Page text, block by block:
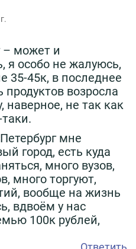
– может и
я особо не жалуюсь,
35-45к, в последнее
возросла
наверное, не так как
мне
город, есть куда
много вузов,
много торгуют,
вообще на жизнь
вдвоём у нас
100к рублей,